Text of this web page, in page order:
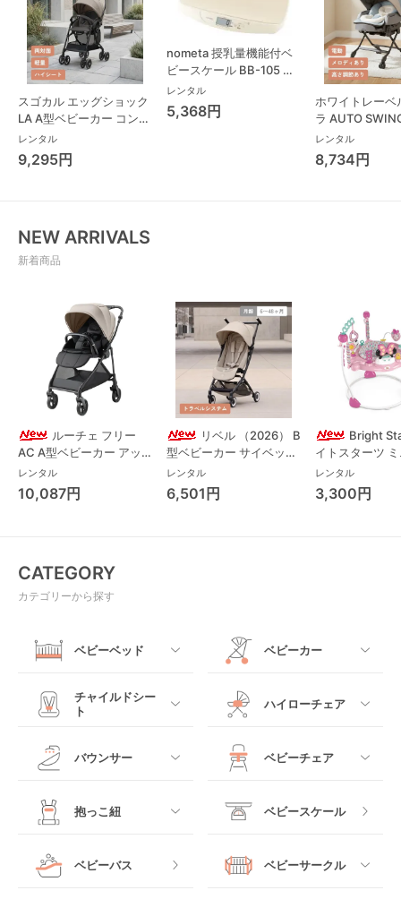
スゴカル エッグショック
LA A型ベビーカー コンビ
(Combi)
レンタル
9,295円
nometa 授乳量機能付ベ
ビースケール BB-105 タ
ニタ(TANITA) ベビースケ
ール・体重計
レンタル
5,368円
ホワイトレーベ
ラ AUTO
Long スリープ
コンビ(Combi)
チェア・ベビー
レンタル
8,734円
NEW ARRIVALS
新着商品
ルーチェ フリー
AC A型ベビーカー アッ
プリカ(Aprica) A型ベビ
ーカー アップリカ
(Aprica)
レンタル
10,087円
リベル （2026） B
型ベビーカー サイベック
ス(cybex)
レンタル
6,501円
Bright
イトスターツ
ス フォーエバ
レンド ジャン
パルー キッズ
レンタル
3,300円
CATEGORY
カテゴリーから探す
ベビーベッド
すべて
レギュラーサイズベビ
ベッドインベッド
クーファン
ベビーカー
すべて
ベビーカーその他
チャイルドシー
ト
すべて
ジュニアシート
ハイローチェア
すべて
バウンサー
すべて
ベビーチェア
すべて
抱っこ紐
すべて
ベビースケール
ベビーバス ベビーサークル